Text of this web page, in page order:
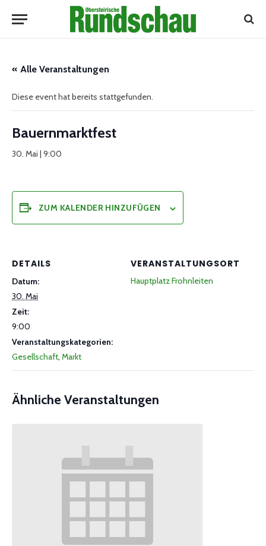
« Alle Veranstaltungen
Diese event hat bereits stattgefunden.
Bauernmarktfest
30. Mai | 9:00
ZUM KALENDER HINZUFÜGEN
DETAILS
Datum:
30. Mai
Zeit:
9:00
Veranstaltungskategorien:
Gesellschaft, Markt
VERANSTALTUNGSORT
Hauptplatz Frohnleiten
Ähnliche Veranstaltungen